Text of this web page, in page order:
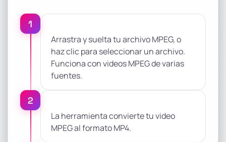
1
Arrastra y suelta tu archivo MPEG, o
haz clic para seleccionar un archivo.
Funciona con videos MPEG de varias
fuentes.
2
La herramienta convierte tu video
MPEG al formato MP4.